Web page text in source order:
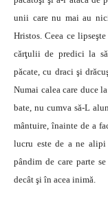
unii care nu mai au
Hristos. Ceea ce
cărţulii de predici la
păcate, cu draci şi
Numai calea care duce
bate, nu cumva să-L
mântuire, înainte de a
lucru este de a ne
pândim de care parte
decât şi în acea inimă.